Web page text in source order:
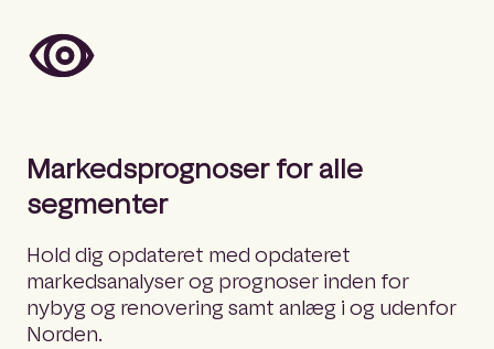
Markedsprognoser for alle
segmenter
Hold dig opdateret med opdateret
markedsanalyser og prognoser inden for
nybyg og renovering samt anlæg i og udenfor
Norden.